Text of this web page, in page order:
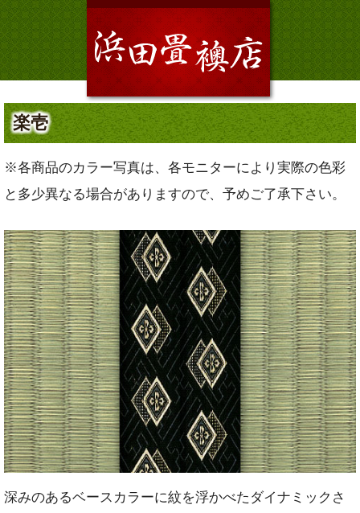
楽壱
※各商品のカラー写真は、各モニターにより実際の色彩
と多少異なる場合がありますので、予めご了承下さい。
深みのあるベースカラーに紋を浮かべたダイナミックさ